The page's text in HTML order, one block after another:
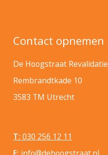
Contact opnemen
De Hoogstraat Revalidatie
Rembrandtkade 10
3583 TM Utrecht
T: 030 256 12 11